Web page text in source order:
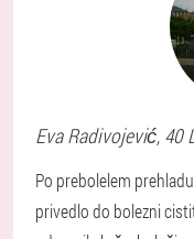
Eva Radivojević, 40
Po prebolelem
privedlo do bolezni